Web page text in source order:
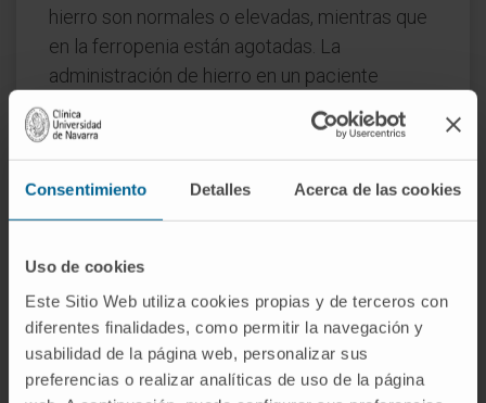
Consentimiento Detalles Acerca de las cookies
Uso de cookies
Este Sitio Web utiliza cookies propias y de terceros con
diferentes finalidades, como permitir la navegación y
usabilidad de la página web, personalizar sus
preferencias o realizar analíticas de uso de la página
hierro son normales o elevadas, mientras que
en la ferropenia están agotadas. La
administración de hierro en un paciente
talasémico no solo resulta ineficaz sino que
puede ser perjudicial.
Preguntas frecuentes
¿Por qué se llamó "mediterránea" a
esta anemia?
Porque cuando se describió clínicamente a
principios del siglo XX, se observó que la
mayoría de los pacientes procedían de
familias griegas, italianas, turcas y de otros